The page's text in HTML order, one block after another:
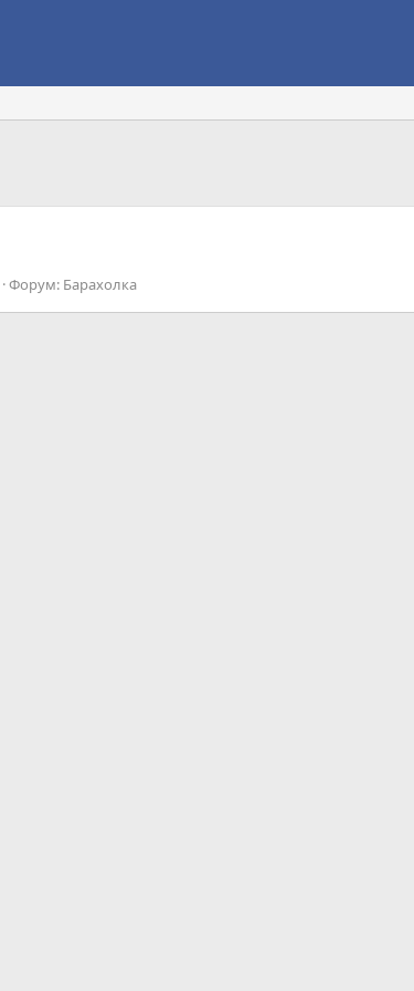
Форум: Барахолка